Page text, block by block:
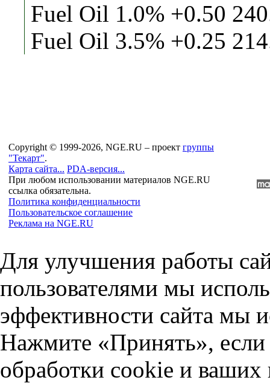
Fuel Oil 1.0% +0.50
Fuel Oil 3.5% +0.25
Copyright © 1999-2026, NGE.RU – проект группы
"Текарт".
Карта сайта... PDA-версия...
При любом использовании материалов NGE.RU
ссылка обязательна.
Политика конфиденциальности
Пользовательское соглашение
Реклама на NGE.RU
Для улучшения работы
пользователями мы
эффективности сайта мы
Нажмите «Принять», если
обработки cookie и